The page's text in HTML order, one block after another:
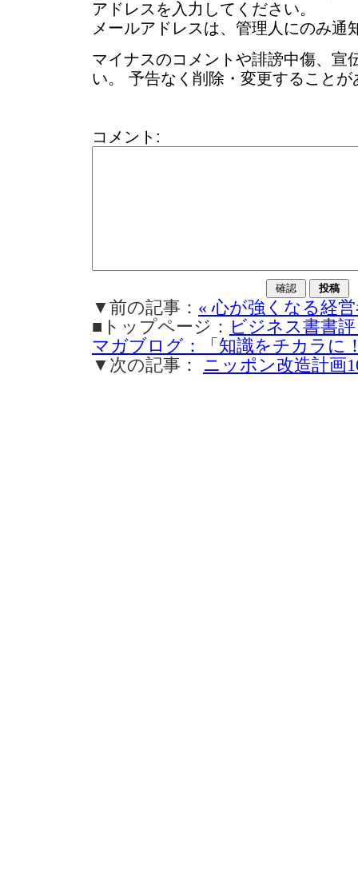
アドレスを入力してください。
メールアドレスは、管理人にのみ通
マイナスのコメントや誹謗中傷、宣
い。 予告なく削除・変更することが
コメント:
▼前の記事： « 心が強くなる経
■トップページ： ビジネス書書
マガブログ：「知識をチカラに
▼次の記事： ニッポン改造計画